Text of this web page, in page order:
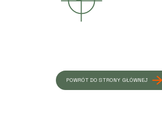
POWRÓT DO STRONY GŁÓWNEJ